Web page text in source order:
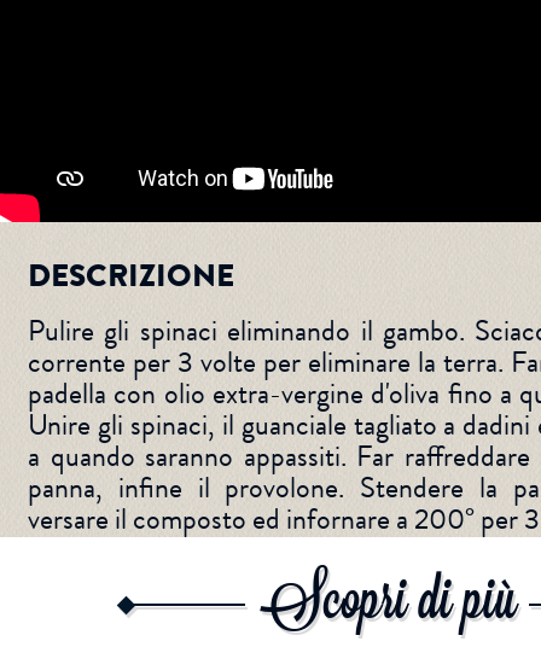
DESCRIZIONE
Pulire gli spinaci eliminando il gambo.
corrente per 3 volte per eliminare la terra.
padella con olio extra-vergine d'oliva fino a
Unire gli spinaci, il guanciale tagliato a
a quando saranno appassiti. Far
panna, infine il provolone. Stendere la
versare il composto ed infornare a 200° per
Scopri di più